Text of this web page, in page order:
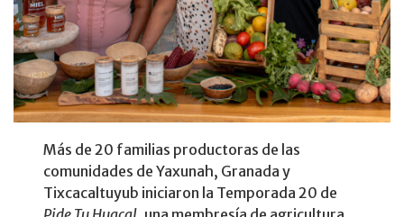
Más de 20 familias productoras de las
comunidades de Yaxunah, Granada y
Tixcacaltuyub iniciaron la Temporada 20 de